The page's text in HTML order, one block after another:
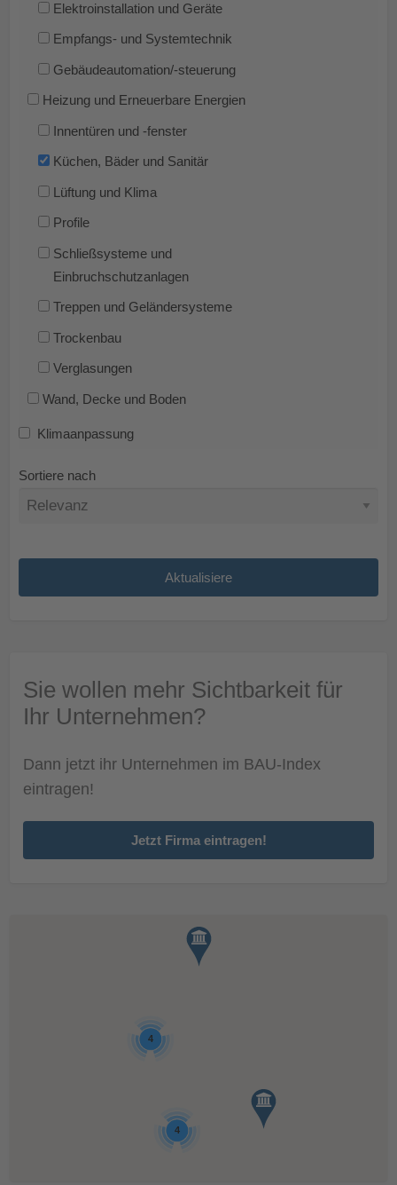
Elektroinstallation und Geräte
Empfangs- und Systemtechnik
Gebäudeautomation/-steuerung
Heizung und Erneuerbare Energien
Innentüren und -fenster
Küchen, Bäder und Sanitär
Lüftung und Klima
Profile
Schließsysteme und
Einbruchschutzanlagen
Treppen und Geländersysteme
Trockenbau
Verglasungen
Wand, Decke und Boden
Klimaanpassung
Sortiere nach
Sie wollen mehr Sichtbarkeit für
Ihr Unternehmen?
Dann jetzt ihr Unternehmen im BAU-Index
eintragen!
Jetzt Firma eintragen!
4
4